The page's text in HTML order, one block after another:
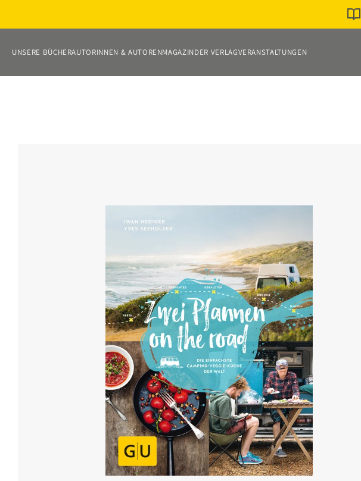
UNSERE BÜCHERAUTORINNEN & AUTORENMAGAZINDER VERLAGVERANSTALTUNGEN